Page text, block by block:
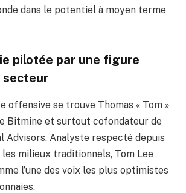
dans le potentiel à moyen terme
pilotée par une figure
secteur
offensive se trouve Thomas « Tom »
Bitmine et surtout cofondateur de
Advisors. Analyste respecté depuis
les milieux traditionnels, Tom Lee
l’une des voix les plus optimistes